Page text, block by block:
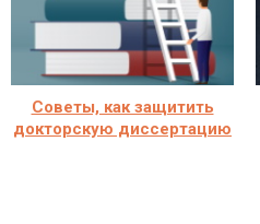
Советы, как защитить
докторскую диссертацию